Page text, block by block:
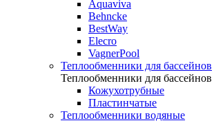
Aquaviva
Behncke
BestWay
Elecro
VagnerPool
Теплообменники для бассейнов
Теплообменники для бассейнов
Кожухотрубные
Пластинчатые
Теплообменники водяные